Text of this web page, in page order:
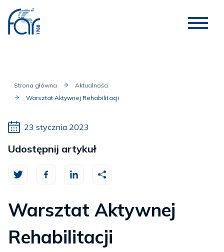
Strona główna
Aktualności
Warsztat Aktywnej Rehabilitacji
23 stycznia 2023
Warsztat Aktywnej
Rehabilitacji
Udostępnij artykuł